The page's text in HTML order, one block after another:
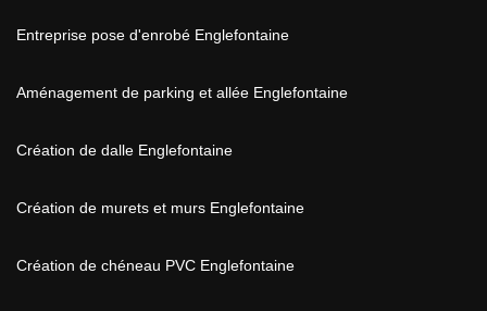
Entreprise pose d'enrobé Englefontaine
Aménagement de parking et allée Englefontaine
Création de dalle Englefontaine
Création de murets et murs Englefontaine
Création de chéneau PVC Englefontaine